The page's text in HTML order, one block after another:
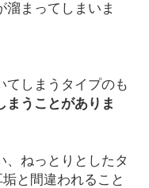
溜まってしまいま
てしまうタイプのも
まうことがありま
、ねっとりとしたタ
と間違われること